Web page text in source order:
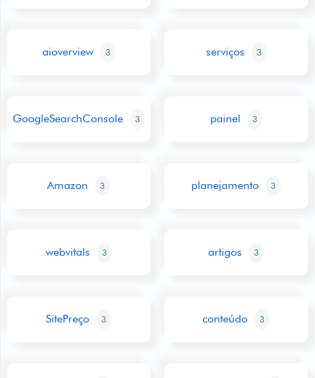
aioverview 3 serviços 3
GoogleSearchConsole 3 painel 3
Amazon 3 planejamento 3
webvitals 3 artigos 3
SitePreço 3 conteúdo 3